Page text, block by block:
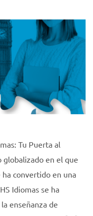
Tu Puerta al
globalizado en el que
convertido en una
Idiomas se ha
enseñanza de